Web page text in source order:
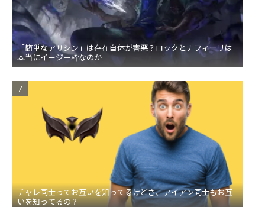
「簡単なアサシン」は存在自体が害悪？ロックとナフィーリは
本当にイージー枠なのか
チャレ同士ってお互いを知ってるけどさ、アイアン同士もお互
いを知ってるの？